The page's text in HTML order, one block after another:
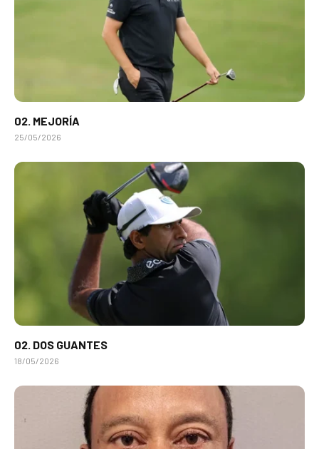
02. MEJORÍA
25/05/2026
02. DOS GUANTES
18/05/2026